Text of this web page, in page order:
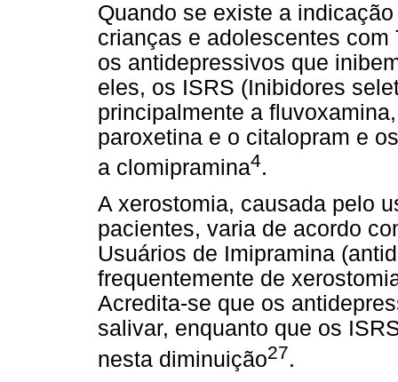
Quando se existe a
crianças e adolescentes
os antidepressivos que
eles, os ISRS (Inibidores
principalmente a
paroxetina e o citalopram e
a clomipramina4.
A xerostomia, causada pelo
pacientes, varia de acordo
Usuários de Imipramina
frequentemente de
Acredita-se que os
salivar, enquanto que os
nesta diminuição27.